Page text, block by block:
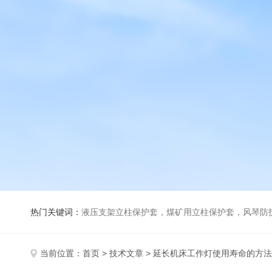
热门关键词： 液压支架立柱保护套，煤矿用立柱保护套，风琴
当前位置： 首页 > 技术文章 > 延长机床工作灯使用寿命的方法